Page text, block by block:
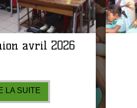
avril 2026
LA SUITE